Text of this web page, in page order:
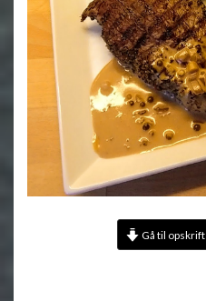
Gå til opskrift